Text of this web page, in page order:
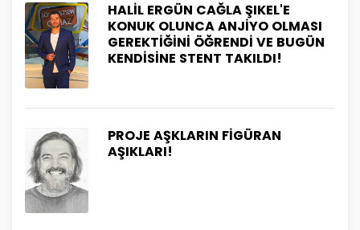
HALİL ERGÜN CAĞLA ŞIKEL'E
KONUK OLUNCA ANJİYO OLMASI
GEREKTİĞİNİ ÖĞRENDİ VE BUGÜN
KENDİSİNE STENT TAKILDI!
PROJE AŞKLARIN FİGÜRAN
AŞIKLARI!